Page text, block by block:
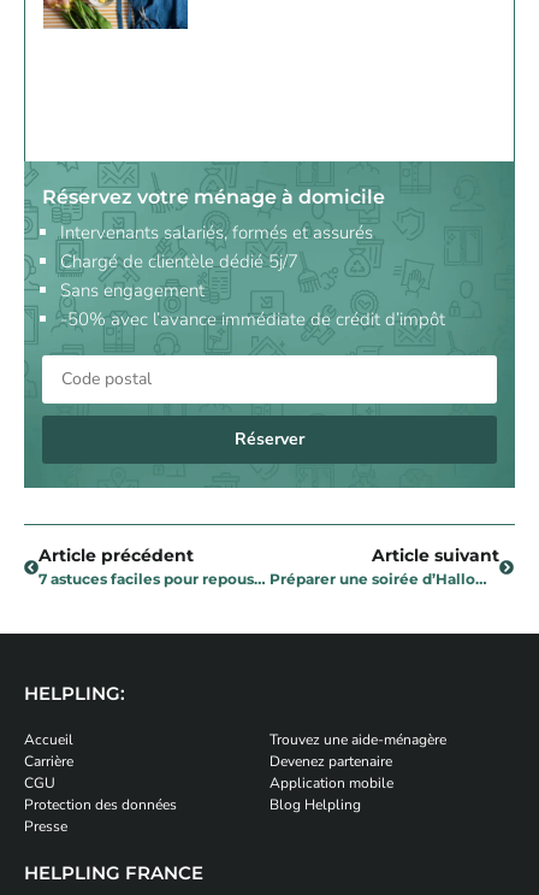
Réservez votre ménage à domicile
Intervenants salariés, formés et assurés
Chargé de clientèle dédié 5j/7
Sans engagement
-50% avec l’avance immédiate de crédit d’impôt
Réserver
Article précédent
7 astuces faciles pour repousser allergies et rhumes
Article suivant
Préparer une soirée d’Halloween : nos conseils pour une fête inoubliable
HELPLING:
Accueil
Carrière
CGU
Protection des données
Presse
Trouvez une aide-ménagère
Devenez partenaire
Application mobile
Blog Helpling
HELPLING FRANCE